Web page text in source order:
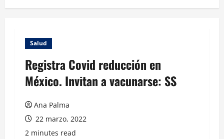
Salud
Registra Covid reducción en
México. Invitan a vacunarse: SS
Ana Palma
22 marzo, 2022
2 minutes read